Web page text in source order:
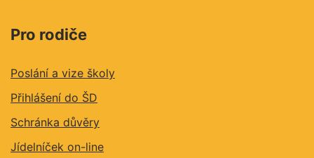
Pro rodiče
Poslání a vize školy
Přihlášení do ŠD
Schránka důvěry
Jídelníček on-line